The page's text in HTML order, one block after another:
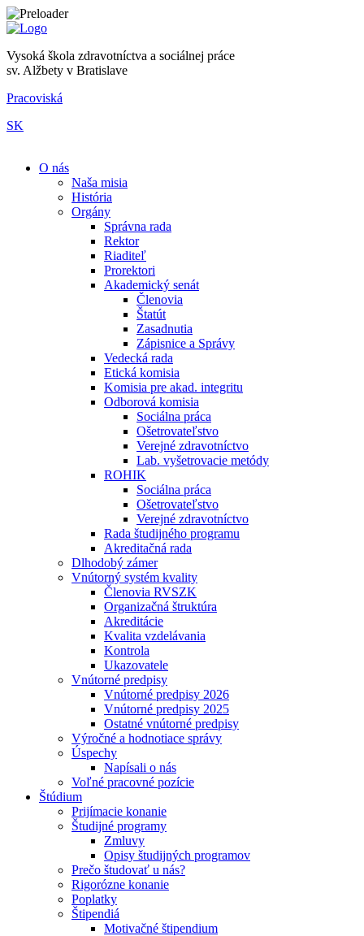
Vysoká škola zdravotníctva a sociálnej práce
sv. Alžbety v Bratislave
Pracoviská
SK
O nás
Naša misia
História
Orgány
Správna rada
Rektor
Riaditeľ
Prorektori
Akademický senát
Členovia
Štatút
Zasadnutia
Zápisnice a Správy
Vedecká rada
Etická komisia
Komisia pre akad. integritu
Odborová komisia
Sociálna práca
Ošetrovateľstvo
Verejné zdravotníctvo
Lab. vyšetrovacie metódy
ROHIK
Sociálna práca
Ošetrovateľstvo
Verejné zdravotníctvo
Rada študijného programu
Akreditačná rada
Dlhodobý zámer
Vnútorný systém kvality
Členovia RVSZK
Organizačná štruktúra
Akreditácie
Kvalita vzdelávania
Kontrola
Ukazovatele
Vnútorné predpisy
Vnútorné predpisy 2026
Vnútorné predpisy 2025
Ostatné vnútorné predpisy
Výročné a hodnotiace správy
Úspechy
Napísali o nás
Voľné pracovné pozície
Štúdium
Prijímacie konanie
Študijné programy
Zmluvy
Opisy študijných programov
Prečo študovať u nás?
Rigorózne konanie
Poplatky
Štipendiá
Motivačné štipendium